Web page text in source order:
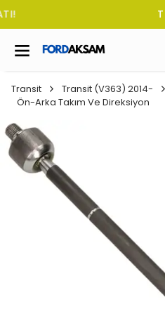
TÜM SİPARİŞLERDE
Transit
Transit (V363) 2014-
Ön-Arka Takım Ve Direksiyon